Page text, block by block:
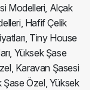
Modelleri, Alçak
Hafif Çelik
Tiny House
Yüksek Şase
Karavan Şasesi
Özel, Yüksek